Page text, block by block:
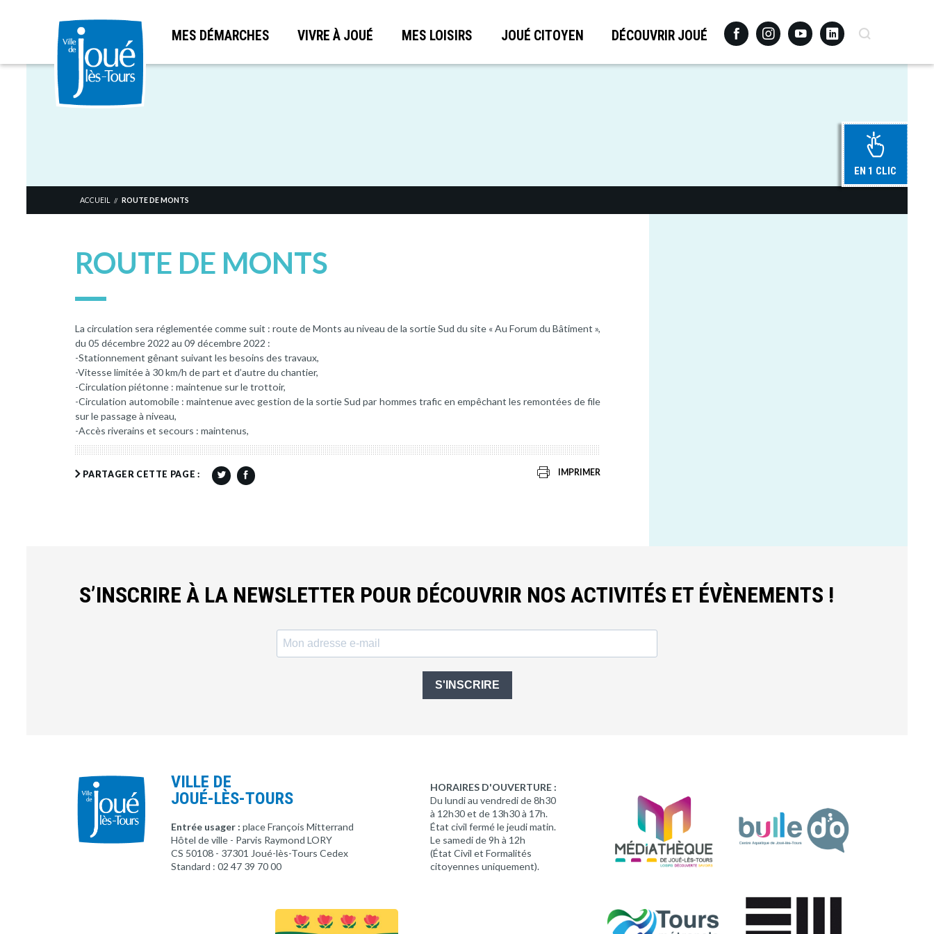
Aller
MES DÉMARCHES VIVRE À JOUÉ MES LOISIRS JOUÉ CITOYEN DÉCOUVRIR JOUÉ FacebookInstagramYoutubeLinkedinRecherche
EN 1 CLIC
ACCUEIL // ROUTE DE MONTS
ROUTE DE MONTS
La circulation sera réglementée comme suit : route de Monts au niveau de la sortie Sud du site « Au Forum du Bâtiment »,
du 05 décembre 2022 au 09 décembre 2022 :
-Stationnement gênant suivant les besoins des travaux,
-Vitesse limitée à 30 km/h de part et d’autre du chantier,
-Circulation piétonne : maintenue sur le trottoir,
-Circulation automobile : maintenue avec gestion de la sortie Sud par hommes trafic en empêchant les remontées de file
sur le passage à niveau,
-Accès riverains et secours : maintenus,
PARTAGER CETTE PAGE : IMPRIMER
S’INSCRIRE À LA NEWSLETTER POUR DÉCOUVRIR NOS ACTIVITÉS ET ÉVÈNEMENTS !
S'INSCRIRE
VILLE DE
JOUÉ-LÈS-TOURS
Entrée usager : place François Mitterrand
Hôtel de ville - Parvis Raymond LORY
CS 50108 - 37301 Joué-lès-Tours Cedex
Standard : 02 47 39 70 00
HORAIRES D'OUVERTURE :
Du lundi au vendredi de 8h30
à 12h30 et de 13h30 à 17h.
État civil fermé le jeudi matin.
Le samedi de 9h à 12h
(État Civil et Formalités
citoyennes uniquement).